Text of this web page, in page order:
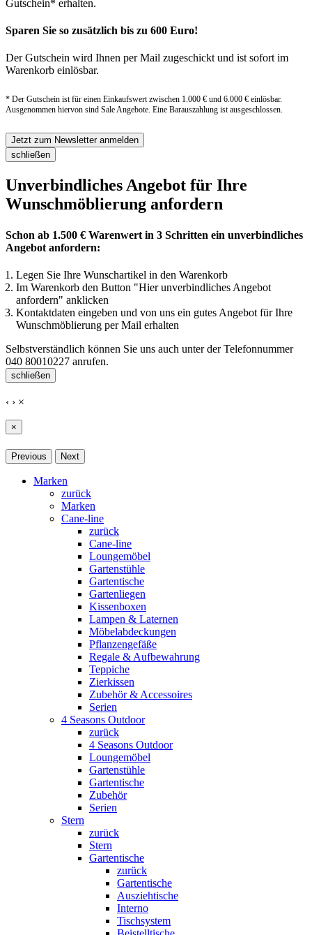
Gutschein* erhalten.
Sparen Sie so zusätzlich bis zu 600 Euro!
Der Gutschein wird Ihnen per Mail zugeschickt und ist sofort im
Warenkorb einlösbar.
* Der Gutschein ist für einen Einkaufswert zwischen 1.000 € und 6.000 € einlösbar.
Ausgenommen hiervon sind Sale Angebote. Eine Barauszahlung ist ausgeschlossen.
Jetzt zum Newsletter anmelden
schließen
Unverbindliches Angebot für Ihre
Wunschmöblierung anfordern
Schon ab 1.500 € Warenwert in 3 Schritten ein unverbindliches
Angebot anfordern:
Legen Sie Ihre Wunschartikel in den Warenkorb
Im Warenkorb den Button "Hier unverbindliches Angebot
anfordern" anklicken
Kontaktdaten eingeben und von uns ein gutes Angebot für Ihre
Wunschmöblierung per Mail erhalten
Selbstverständlich können Sie uns auch unter der Telefonnummer
040 80010227 anrufen.
schließen
‹ › ×
×
Previous Next
Marken
zurück
Marken
Cane-line
zurück
Cane-line
Loungemöbel
Gartenstühle
Gartentische
Gartenliegen
Kissenboxen
Lampen & Laternen
Möbelabdeckungen
Pflanzengefäße
Regale & Aufbewahrung
Teppiche
Zierkissen
Zubehör & Accessoires
Serien
4 Seasons Outdoor
zurück
4 Seasons Outdoor
Loungemöbel
Gartenstühle
Gartentische
Zubehör
Serien
Stern
zurück
Stern
Gartentische
zurück
Gartentische
Ausziehtische
Interno
Tischsystem